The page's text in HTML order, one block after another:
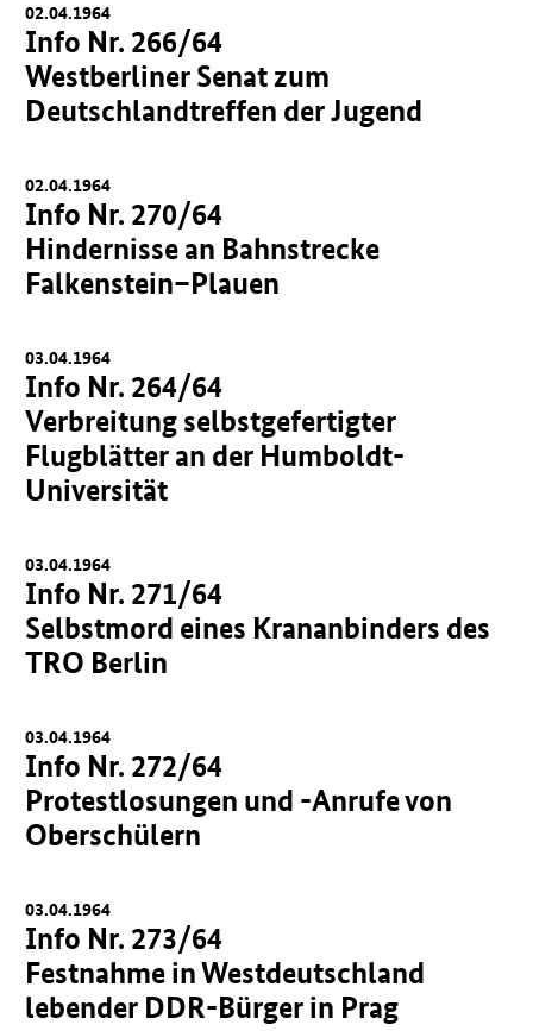
02.04.1964
Info Nr. 266/64
Westberliner Senat zum
Deutschlandtreffen der Jugend
02.04.1964
Info Nr. 270/64
Hindernisse an Bahnstrecke
Falkenstein–Plauen
03.04.1964
Info Nr. 264/64
Verbreitung selbstgefertigter
Flugblätter an der Humboldt-
Universität
03.04.1964
Info Nr. 271/64
Selbstmord eines Krananbinders des
TRO Berlin
03.04.1964
Info Nr. 272/64
Protestlosungen und -Anrufe von
Oberschülern
03.04.1964
Info Nr. 273/64
Festnahme in Westdeutschland
lebender DDR-Bürger in Prag